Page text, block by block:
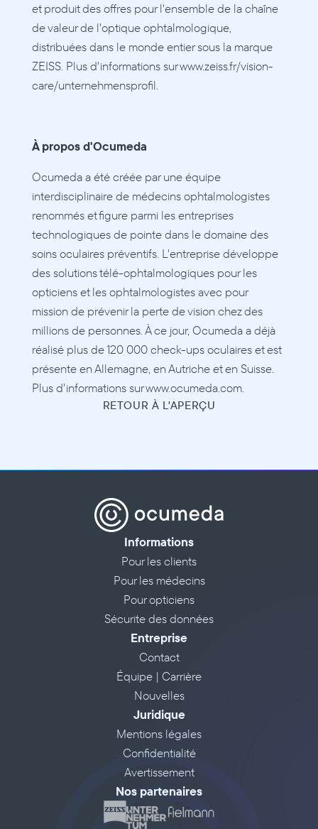
et produit des offres pour l'ensemble de la chaîne
de valeur de l'optique ophtalmologique,
distribuées dans le monde entier sous la marque
ZEISS. Plus d'informations sur www.zeiss.fr/vision-
care/unternehmensprofil.
À propos d'Ocumeda
Ocumeda a été créée par une équipe
interdisciplinaire de médecins ophtalmologistes
renommés et figure parmi les entreprises
technologiques de pointe dans le domaine des
soins oculaires préventifs. L'entreprise développe
des solutions télé-ophtalmologiques pour les
opticiens et les ophtalmologistes avec pour
mission de prévenir la perte de vision chez des
millions de personnes. À ce jour, Ocumeda a déjà
réalisé plus de 120 000 check-ups oculaires et est
présente en Allemagne, en Autriche et en Suisse.
Plus d'informations sur www.ocumeda.com.
RETOUR À L'APERÇU
Informations
Pour les clients
Pour les médecins
Pour opticiens
Sécurite des données
Entreprise
Contact
Équipe | Carrière
Nouvelles
Juridique
Mentions légales
Confidentialité
Avertissement
Nos partenaires